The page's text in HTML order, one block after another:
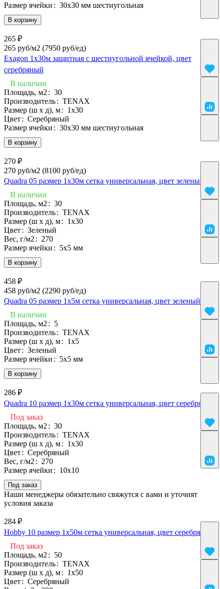
В корзину
Размер ячейки : 30х30 мм шестиугольная
265 ₽
265 руб/м2 (7950 руб/eд)
Exagon 1х30м защитная с шестиугольной ячейкой, цвет
серебряный
В наличии
В корзину
Площадь, м2: 30
Производитель: TENAX
Размер (ш х д), м: 1х30
Цвет: Серебряный
Размер ячейки : 30х30 мм шестиугольная
270 ₽
270 руб/м2 (8100 руб/eд)
Quadra 05 размер 1х30м сетка универсальная, цвет зеленый
В наличии
В корзину
Площадь, м2: 30
Производитель: TENAX
Размер (ш х д), м: 1х30
Цвет: Зеленый
Вес, г/м2: 270
Размер ячейки : 5х5 мм
458 ₽
458 руб/м2 (2290 руб/eд)
Quadra 05 размер 1х5м сетка универсальная, цвет зеленый
В наличии
В корзину
Площадь, м2: 5
Производитель: TENAX
Размер (ш х д), м: 1х5
Цвет: Зеленый
Размер ячейки : 5х5 мм
286 ₽
Quadra 10 размер 1х30м сетка универсальная, цвет серебряный
Под заказ
Под заказ
Площадь, м2: 30
Производитель: TENAX
Размер (ш х д), м: 1х30
Цвет: Серебряный
Вес, г/м2: 270
Размер ячейки : 10х10
Наши менеджеры обязательно свяжутся с вами и уточнят
условия заказа
284 ₽
Hobby 10 размер 1х50м сетка универсальная, цвет серебряный
Под заказ
Площадь, м2: 50
Производитель: TENAX
Размер (ш х д), м: 1х50
Цвет: Серебряный